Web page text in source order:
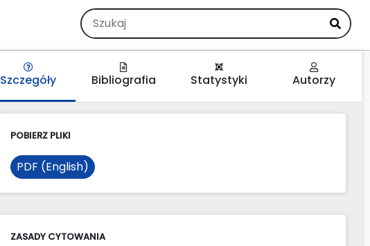
Szczegóły Bibliografia Statystyki Autorzy
POBIERZ PLIKI
PDF (English)
ZASADY CYTOWANIA